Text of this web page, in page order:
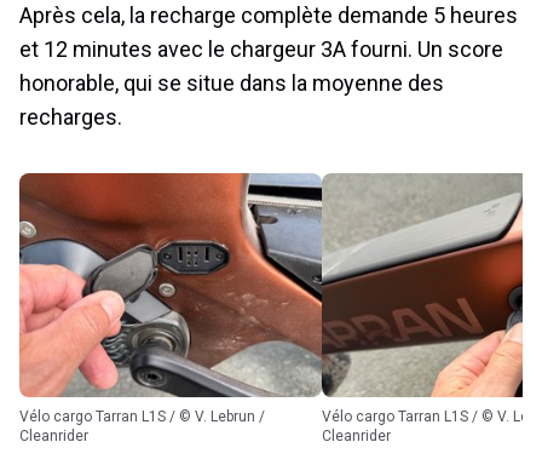
Après cela, la recharge complète demande 5 heures
et 12 minutes avec le chargeur 3A fourni. Un score
honorable, qui se situe dans la moyenne des
recharges.
Vélo cargo Tarran L1S / © V. Lebrun /
Cleanrider
Vélo cargo Tarran L1S / © V. Lebrun /
Cleanrider